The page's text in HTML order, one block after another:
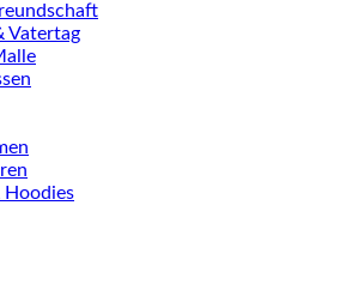
Vatertag
Hoodies